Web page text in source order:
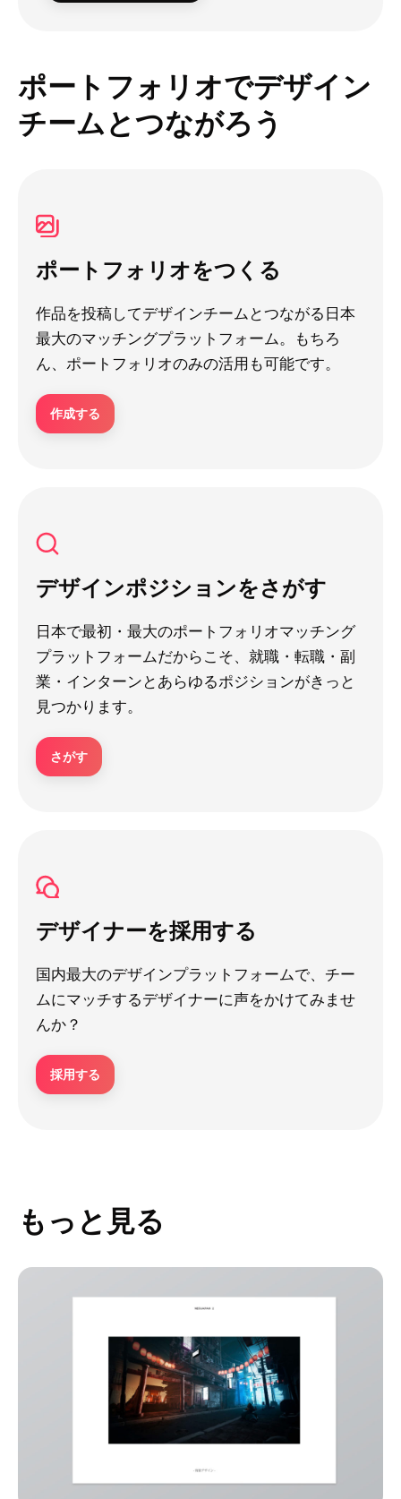
ポートフォリオでデザイン
チームとつながろう
ポートフォリオをつくる
作品を投稿してデザインチームとつながる日本
最大のマッチングプラットフォーム。もちろ
ん、ポートフォリオのみの活用も可能です。
作成する
デザインポジションをさがす
日本で最初・最大のポートフォリオマッチング
プラットフォームだからこそ、就職・転職・副
業・インターンとあらゆるポジションがきっと
見つかります。
さがす
デザイナーを採用する
国内最大のデザインプラットフォームで、チー
ムにマッチするデザイナーに声をかけてみませ
んか？
採用する
もっと見る